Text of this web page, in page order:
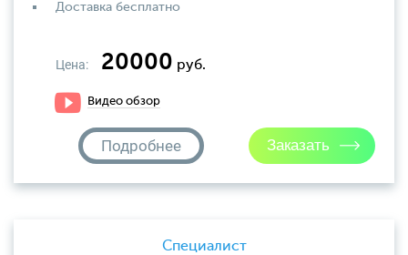
Доставка бесплатно
Цена: 20000 руб.
Видео обзор
Подробнее
Специалист